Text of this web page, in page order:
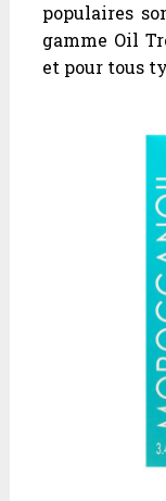
populaires
gamme Oil
et pour tous